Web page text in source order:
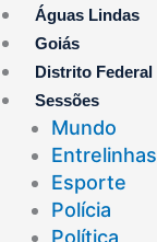
Ir
para
o
conteúdo
Águas Lindas
Goiás
Distrito Federal
Sessões
Mundo
Entrelinhas
Esporte
Polícia
Política